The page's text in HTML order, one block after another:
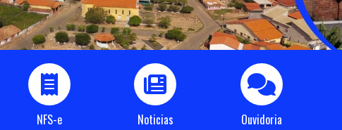
NFS-e Noticias Ouvidoria